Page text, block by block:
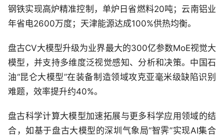
钢铁实现高炉精准控制，单炉日省燃料20吨；云南铝业
年省电2600万度；天津能源达成100%供热均衡。
盘古CV大模型升级为业界最大的300亿参数MoE视觉大
模型，并支持多维度泛视觉感知、分析和决策。中国石
油“昆仑大模型”在装备制造领域攻克亚毫米级缺陷识别
难题，效率提升约40%。
盘古科学计算大模型加速拓展与更多科学应用领域的结
合，如基于盘古大模型的深圳气象局“智霁”实现AI集合